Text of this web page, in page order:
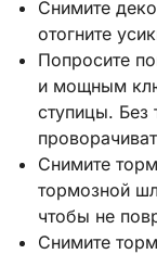
Снимите
отогните
Попросите
и мощным
ступицы. Без
Снимите
тормозной
чтобы не
Снимите